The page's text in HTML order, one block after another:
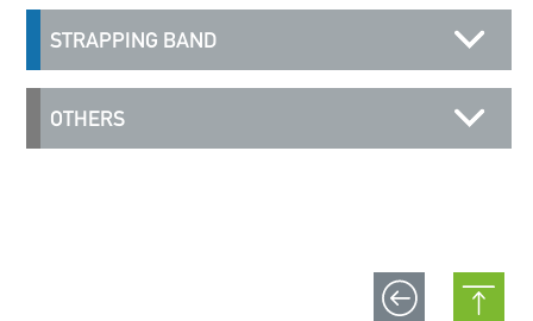
STRAPPING BAND
OTHERS